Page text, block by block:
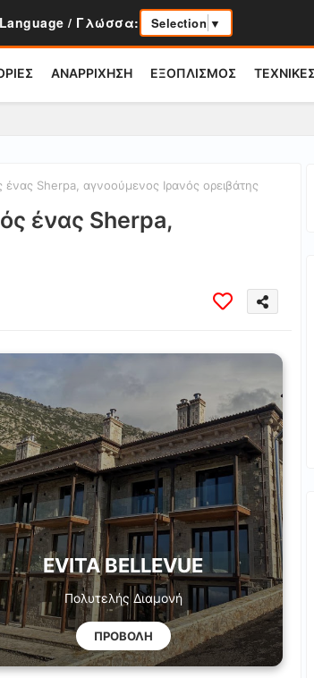
Language / Γλώσσα: Selection ▼
ΑΝΑΡΡΙΧΗΣΗ ΕΞΟΠΛΙΣΜΟΣ
Sherpa, αγνοούμενος Ιρανός ορειβάτης
ένας Sherpa,
EVITA BELLEVUE
Πολυτελής Διαμονή
ΠΡΟΒΟΛΗ